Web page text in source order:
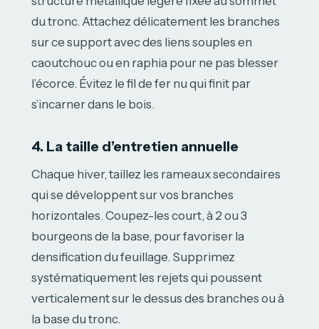
du tronc. Attachez délicatement les branches
sur ce support avec des liens souples en
caoutchouc ou en raphia pour ne pas blesser
l’écorce. Évitez le fil de fer nu qui finit par
s’incarner dans le bois.
4. La taille d’entretien annuelle
Chaque hiver, taillez les rameaux secondaires
qui se développent sur vos branches
horizontales. Coupez-les court, à 2 ou 3
bourgeons de la base, pour favoriser la
densification du feuillage. Supprimez
systématiquement les rejets qui poussent
verticalement sur le dessus des branches ou à
la base du tronc.